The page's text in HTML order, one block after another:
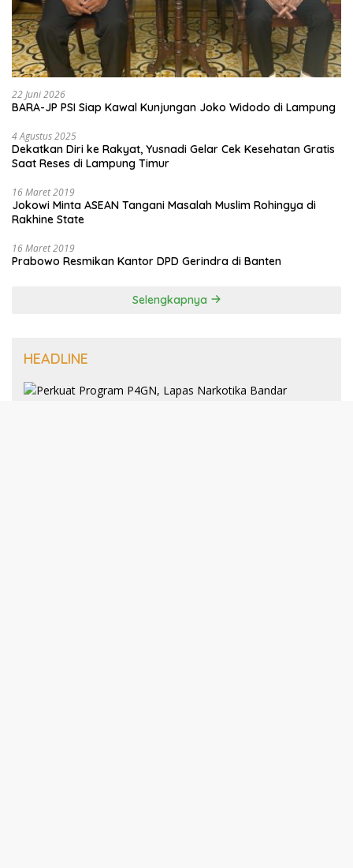
22 Juni 2026
BARA-JP PSI Siap Kawal Kunjungan Joko Widodo di Lampung
4 Agustus 2025
Dekatkan Diri ke Rakyat, Yusnadi Gelar Cek Kesehatan Gratis
Saat Reses di Lampung Timur
16 Maret 2019
Jokowi Minta ASEAN Tangani Masalah Muslim Rohingya di
Rakhine State
16 Maret 2019
Prabowo Resmikan Kantor DPD Gerindra di Banten
Selengkapnya
HEADLINE